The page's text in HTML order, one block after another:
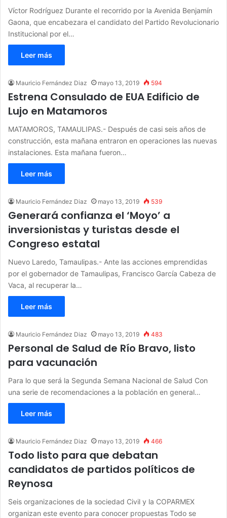
Víctor Rodríguez Durante el recorrido por la Avenida Benjamín
Gaona, que encabezara el candidato del Partido Revolucionario
Institucional por el…
Leer más
Mauricio Fernández Diaz mayo 13, 2019 594
Estrena Consulado de EUA Edificio de
Lujo en Matamoros
MATAMOROS, TAMAULIPAS.- Después de casi seis años de
construcción, esta mañana entraron en operaciones las nuevas
instalaciones. Esta mañana fueron…
Leer más
Mauricio Fernández Diaz mayo 13, 2019 539
Generará confianza el ‘Moyo’ a
inversionistas y turistas desde el
Congreso estatal
Nuevo Laredo, Tamaulipas.- Ante las acciones emprendidas
por el gobernador de Tamaulipas, Francisco García Cabeza de
Vaca, al recuperar la…
Leer más
Mauricio Fernández Diaz mayo 13, 2019 483
Personal de Salud de Río Bravo, listo
para vacunación
Para lo que será la Segunda Semana Nacional de Salud Con
una serie de recomendaciones a la población en general…
Leer más
Mauricio Fernández Diaz mayo 13, 2019 466
Todo listo para que debatan
candidatos de partidos políticos de
Reynosa
Seis organizaciones de la sociedad Civil y la COPARMEX
organizan este evento para conocer propuestas Todo se